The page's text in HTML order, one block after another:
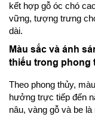
kết hợp gỗ óc chó
vững, tượng trưng
dài.
Màu sắc và ánh
thiếu trong phong
Theo phong thủy,
hưởng trực tiếp đến
nâu, vàng gỗ và be